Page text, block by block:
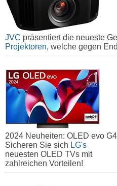
JVC präsentiert die neueste
Projektoren, welche gegen
2024 Neuheiten: OLED evo
Sicheren Sie sich LG's
neuesten OLED TVs mit
zahlreichen Vorteilen!